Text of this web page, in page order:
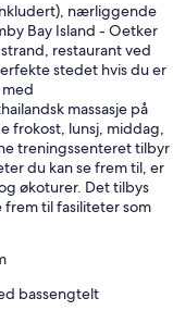
nærliggende
Bay Island - Oetker
restaurant ved
stedet hvis du er
massasje på
frokost, lunsj, middag,
treningssenteret tilbyr
du kan se frem til, er
økoturer. Det tilbys
til fasiliteter som
bassengtelt